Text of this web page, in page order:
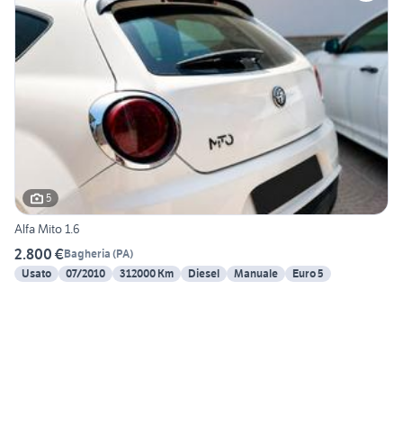
5
Alfa Mito 1.6
2.800 €Bagheria (PA)
Usato
07/2010 312000 Km Diesel Manuale Euro 5